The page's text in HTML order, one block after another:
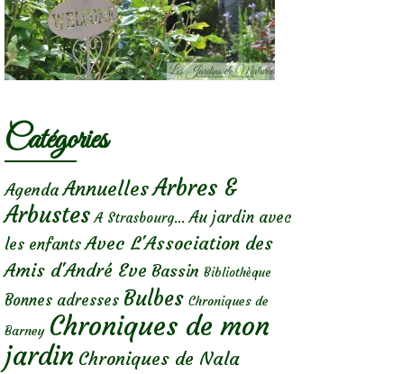
Catégories
Agenda AnnuellesArbres &
Arbustes A Strasbourg... Au jardin avec
les enfants Avec L'Association des
Amis d'André Eve Bassin Bibliothèque
Bonnes adresses Bulbes Chroniques de
Barney Chroniques de mon
jardin Chroniques de Nala